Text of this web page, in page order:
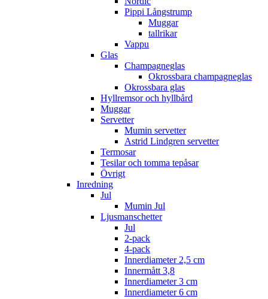
Pippi Långstrump
Muggar
tallrikar
Vappu
Glas
Champagneglas
Okrossbara champagneglas
Okrossbara glas
Hyllremsor och hyllbård
Muggar
Servetter
Mumin servetter
Astrid Lindgren servetter
Termosar
Tesilar och tomma tepåsar
Övrigt
Inredning
Jul
Mumin Jul
Ljusmanschetter
Jul
2-pack
4-pack
Innerdiameter 2,5 cm
Innermått 3,8
Innerdiameter 3 cm
Innerdiameter 6 cm